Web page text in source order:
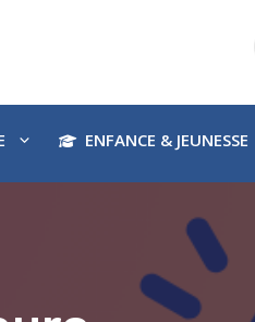
ENFANCE & JEUNESSE